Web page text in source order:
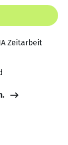
Zeitarbeit